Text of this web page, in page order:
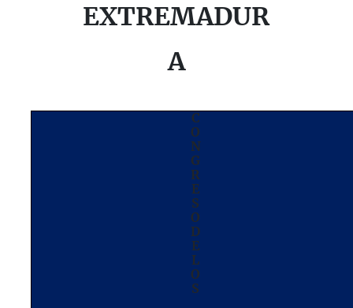
EXTREMADUR
A
C
O
N
G
R
E
S
O
D
E
L
O
S